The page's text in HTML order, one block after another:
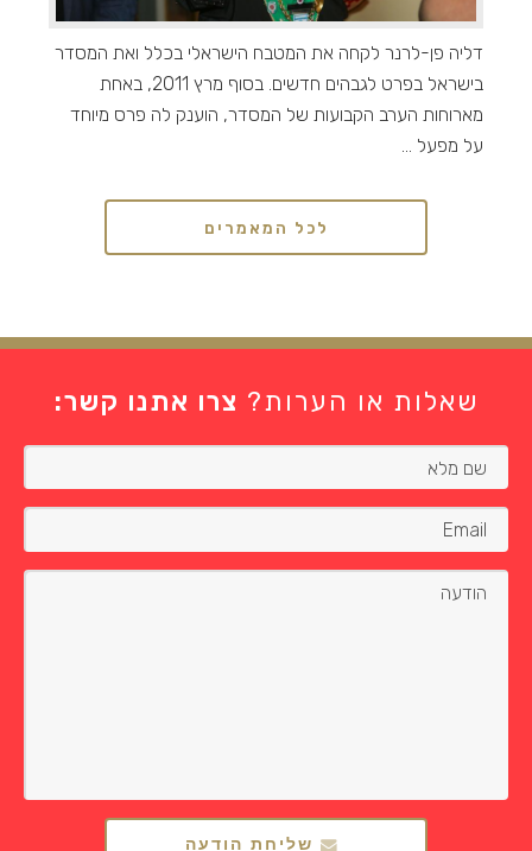
דליה פן-לרנר לקחה את המטבח הישראלי בכלל ואת המסדר
בישראל בפרט לגבהים חדשים. בסוף מרץ 2011, באחת
מארוחות הערב הקבועות של המסדר, הוענק לה פרס מיוחד
על מפעל ...
לכל המאמרים
שאלות או הערות? צרו אתנו קשר:
שליחת הודעה